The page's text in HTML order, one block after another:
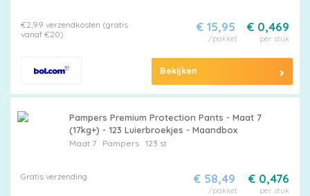
€2,99 verzendkosten (gratis
vanaf €20)
€ 0,469
per stuk
€ 15,95
/pakket
Bekijken
Pampers Premium Protection Pants - Maat 7
(17kg+) - 123 Luierbroekjes - Maandbox
Maat 7 Pampers123 st
Gratis verzending € 0,476
per stuk
€ 58,49
/pakket